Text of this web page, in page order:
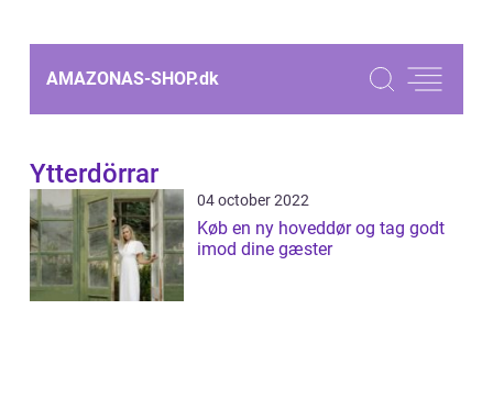
AMAZONAS-SHOP.dk
Ytterdörrar
04 october 2022
Køb en ny hoveddør og tag godt
imod dine gæster